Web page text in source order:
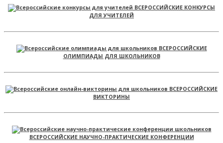
ВСЕРОССИЙСКИЕ КОНКУРСЫ
ДЛЯ УЧИТЕЛЕЙ
ВСЕРОССИЙСКИЕ
ОЛИМПИАДЫ ДЛЯ ШКОЛЬНИКОВ
ВСЕРОССИЙСКИЕ
ВИКТОРИНЫ
ВСЕРОССИЙСКИЕ НАУЧНО-ПРАКТИЧЕСКИЕ КОНФЕРЕНЦИИ